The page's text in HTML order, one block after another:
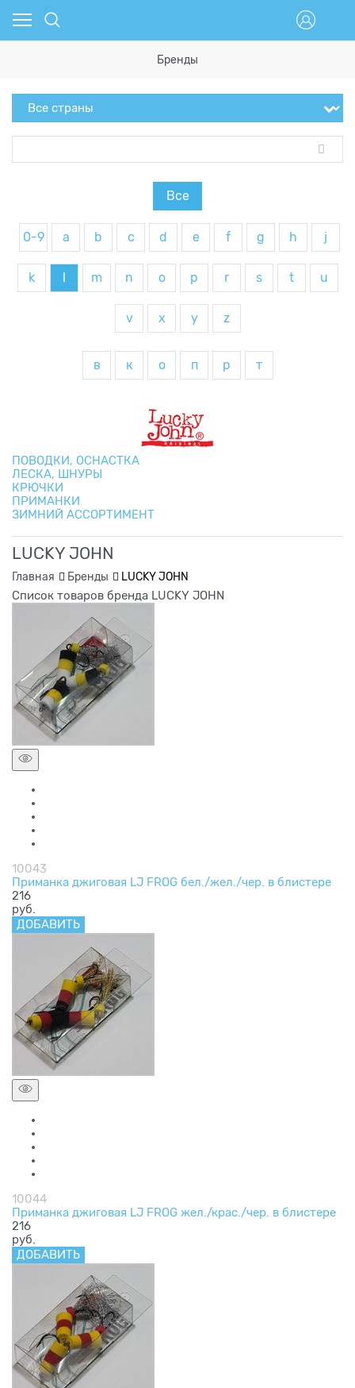
Бренды
Все
0-9 a b c d e f g h j
k m n o p r s t u
v x y z
в к о п р т
ПОВОДКИ, ОСНАСТКА
ЛЕСКА, ШНУРЫ
КРЮЧКИ
ПРИМАНКИ
ЗИМНИЙ АССОРТИМЕНТ
LUCKY JOHN
Главная Бренды
LUCKY JOHN
Список товаров бренда LUCKY JOHN
10043
Приманка джиговая LJ FROG бел./жел./чер. в блистере
216
руб.
ДОБАВИТЬ
10044
Приманка джиговая LJ FROG жел./крас./чер. в блистере
216
руб.
ДОБАВИТЬ